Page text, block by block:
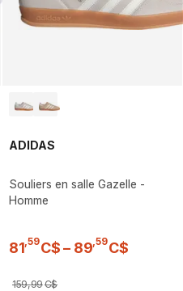
ADIDAS
Souliers en salle Gazelle -
Homme
81 59C$ – 89 ,59C$
159,99C$